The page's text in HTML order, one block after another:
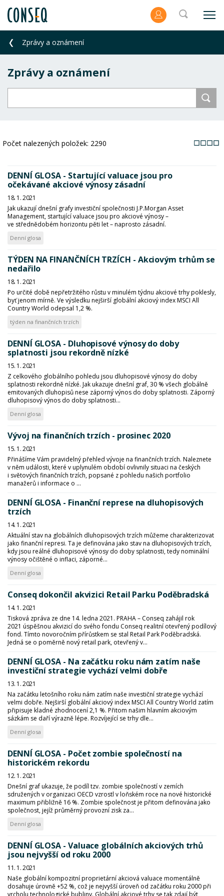
Zprávy a oznámení
Zprávy a oznámení
Počet nalezených položek: 2290
DENNÍ GLOSA - Startující valuace jsou pro
očekávané akciové výnosy zásadní
18. 1. 2021
Jak ukazují dnešní grafy investiční společnosti J.P.Morgan Asset
Management, startující valuace jsou pro akciové výnosy –
ve střednědobém horizontu pěti let – naprosto zásadní.
Denní glosa
TÝDEN NA FINANČNÍCH TRZÍCH - Akciovým trhům se
nedařilo
18. 1. 2021
Po určité době nepřetržitého růstu v minulém týdnu akciové trhy poklesly,
byť jenom mírně. Ve výsledku nejširší globální akciový index MSCI All
Country World odepsal 1,2 %.
týden na finančních trzích
DENNÍ GLOSA - Dluhopisové výnosy do doby
splatnosti jsou rekordně nízké
15. 1. 2021
Z celkového globálního pohledu jsou dluhopisové výnosy do doby
splatnosti rekordně nízké. Jak ukazuje dnešní graf, 30 % všech globálně
emitovaných dluhopisů nese záporný výnos do doby splatnosti. Záporný
dluhopisový výnos do doby splatnosti...
Denní glosa
Vývoj na finančních trzích - prosinec 2020
15. 1. 2021
Přinášíme Vám pravidelný přehled vývoje na finančních trzích. Naleznete
v něm události, které v uplynulém období ovlivnily situaci na českých
i světových finančních trzích, popsané z pohledu našich portfolio
manažerů i informace o ...
DENNÍ GLOSA - Finanční represe na dluhopisových
trzích
14. 1. 2021
Aktuální stav na globálních dluhopisových trzích můžeme charakterizovat
jako finanční represi. Ta je definována jako stav na dluhopisových trzích,
kdy jsou reálné dluhopisové výnosy do doby splatnosti, tedy nominální
výnosy očištěné o inflaci, záporné...
Denní glosa
Conseq dokončil akvizici Retail Parku Poděbradská
14. 1. 2021
Tisková zpráva ze dne 14. ledna 2021. PRAHA – Conseq zahájil rok
2021 úspěšnou akvizicí do svého fondu Conseq realitní otevřený podílový
fond. Tímto novoročním přírůstkem se stal Retail Park Poděbradská.
Jedná se o poměrně nový retail park, otevřený v...
DENNÍ GLOSA - Na začátku roku nám zatím naše
investiční strategie vychází velmi dobře
13. 1. 2021
Na začátku letošního roku nám zatím naše investiční strategie vychází
velmi dobře. Nejširší globální akciový index MSCI All Country World zatím
připisuje kladné zhodnocení 2,1 %. Přitom našim hlavním akciovým
sázkám se daří výrazně lépe. Rozvíjející se trhy dle...
Denní glosa
DENNÍ GLOSA - Počet zombie společností na
historickém rekordu
12. 1. 2021
Dnešní graf ukazuje, že podíl tzv. zombie společností v zemích
sdružených v organizaci OECD vzrostl v loňském roce na nové historické
maximum přibližně 16 %. Zombie společnost je přitom definována jako
společnost, jejíž průměrný provozní zisk za...
Denní glosa
DENNÍ GLOSA - Valuace globálních akciových trhů
jsou nejvyšší od roku 2000
11. 1. 2021
Naše globální kompozitní proprietární akciová valuace momentálně
dosahuje úrovně +52 %, což je nejvyšší úroveň od začátku roku 2000 při
vrcholu technologické bubliny. Globální akciové trhy se tak zdají být